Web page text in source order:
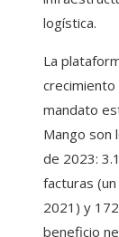
logística.
La
crecimiento
mandato
Mango son
de 2023:
facturas
2021) y
beneficio